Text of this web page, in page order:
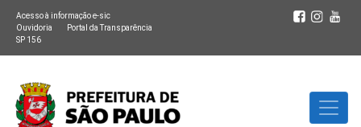
Acesso à informação e-sic
Ouvidoria
Portal da Transparência
SP 156